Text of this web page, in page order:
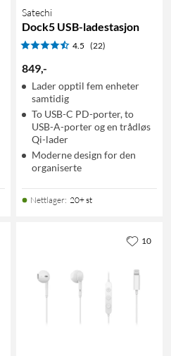
Satechi
Dock5 USB-ladestasjon
4.5 (22)
849,-
Lader opptil fem enheter
samtidig
To USB-C PD-porter, to
USB-A-porter og en trådløs
Qi-lader
Moderne design for den
organiserte
Nettlager: 20+ st
10